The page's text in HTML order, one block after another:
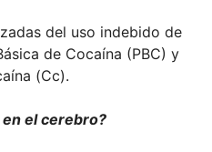
del uso indebido de
de Cocaína (PBC) y
(Cc).
en el cerebro?